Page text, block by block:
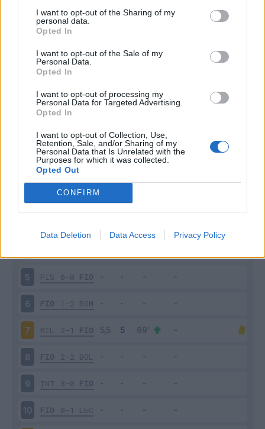
I want to opt-out of the Sharing of my
personal data.
Opted In
I want to opt-out of the Sale of my
Personal Data.
Opted In
I want to opt-out of processing my
Personal Data for Targeted Advertising.
Opted In
I want to opt-out of Collection, Use,
Retention, Sale, and/or Sharing of my
Personal Data that Is Unrelated with the
Purposes for which it was collected.
Opted Out
CONFIRM
Data Deletion Data Access Privacy Policy
Inutilizzato
Scarica riepilogo
stagionale
Giornata Voto FV EntratoUscito Bonus/Malus
CAG 1-1
0-0 FIO
5 PIS 0-0 FIO
6 FIO 1-2 ROM
7 MIL 2-1 FIO
8 FIO 2-2 BOL
9 INT 3-0 FIO
10 FIO 0-1 LEC